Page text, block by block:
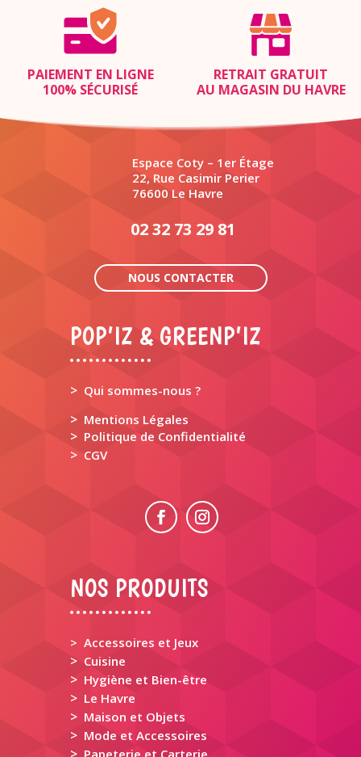
PAIEMENT EN LIGNE
100% SÉCURISÉ
RETRAIT GRATUIT
AU MAGASIN DU HAVRE
Espace Coty – 1er Étage
22, Rue Casimir Perier
76600 Le Havre
02 32 73 29 81
NOUS CONTACTER
POP’IZ & GREENP’IZ
> Qui sommes-nous ?
> Mentions Légales
> Politique de Confidentialité
> CGV
NOS PRODUITS
> Accessoires et Jeux
> Cuisine
> Hygiène et Bien-être
> Le Havre
> Maison et Objets
> Mode et Accessoires
Papeterie et Carterie